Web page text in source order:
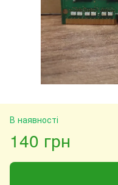
В наявності
140 грн